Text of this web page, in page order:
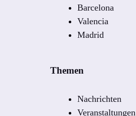
Barcelona
Valencia
Madrid
Themen
Nachrichten
Veranstaltungen